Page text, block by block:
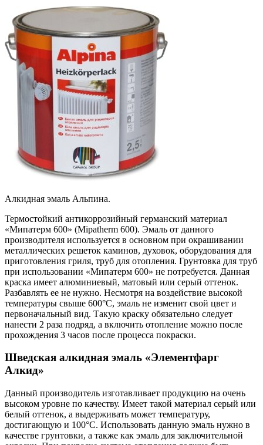
Алкидная эмаль Альпина.
Термостойкий антикоррозийный германский материал
«Мипатерм 600» (Mipatherm 600). Эмаль от данного
производителя используется в основном при окрашивании
металлических решеток каминов, духовок, оборудования для
приготовления гриля, труб для отопления. Грунтовка для труб
при использовании «Мипатерм 600» не потребуется. Данная
краска имеет алюминиевый, матовый или серый оттенок.
Разбавлять ее не нужно. Несмотря на воздействие высокой
температуры свыше 600°С, эмаль не изменит свой цвет и
первоначальный вид. Такую краску обязательно следует
нанести 2 раза подряд, а включить отопление можно после
прохождения 3 часов после процесса покраски.
Шведская алкидная эмаль «Элементфарг
Алкид»
Данный производитель изготавливает продукцию на очень
высоком уровне по качеству. Имеет такой материал серый или
белый оттенок, а выдерживать может температуру,
достигающую и 100°С. Использовать данную эмаль нужно в
качестве грунтовки, а также как эмаль для заключительной